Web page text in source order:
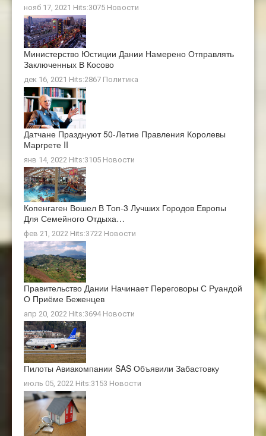
нояб 17, 2021 Hits:3075 Новости
Министерство Юстиции Дании Намерено Отправлять
Заключенных В Косово
дек 16, 2021 Hits:2867 Политика
Датчане Празднуют 50-Летие Правления Королевы
Маргрете II
янв 14, 2022 Hits:3105 Новости
Копенгаген Вошел В Топ-3 Лучших Городов Европы
Для Семейного Отдыха…
фев 21, 2022 Hits:3722 Новости
Правительство Дании Начинает Переговоры С Руандой
О Приёме Беженцев
апр 20, 2022 Hits:3694 Новости
Пилоты Авиакомпании SAS Объявили Забастовку
июль 05, 2022 Hits:3153 Новости